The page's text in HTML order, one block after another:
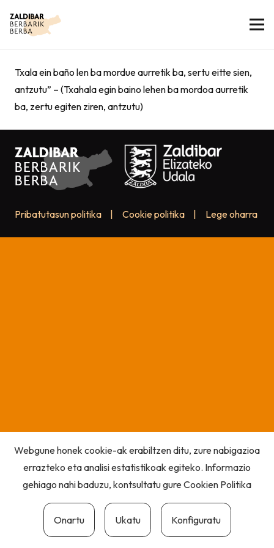
Txala ein baño len ba mordue aurretik ba, sertu eitte sien,
antzutu” – (Txahala egin baino lehen ba mordoa aurretik
ba, zertu egiten ziren, antzutu)
Pribatutasun politika Cookie politika Lege oharra
Webgune honek cookie-ak erabiltzen ditu, zure nabigazioa
errazteko eta analisi estatistikoak egiteko. Informazio
gehiago nahi baduzu, kontsultatu gureCookien Politika
Onartu Ukatu Konfiguratu